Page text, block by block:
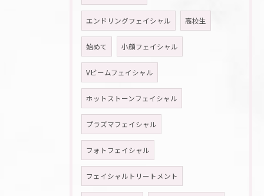
エンドリングフェイシャル 高校生
始めて 小顔フェイシャル
Vビームフェイシャル
ホットストーンフェイシャル
プラズマフェイシャル
フォトフェイシャル
フェイシャルトリートメント